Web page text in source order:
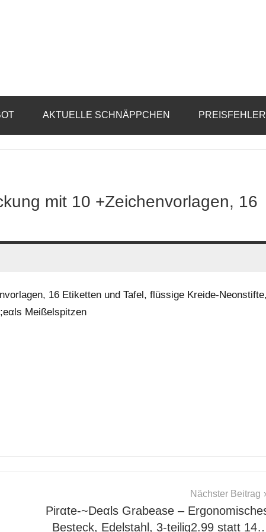
AKTUELLE SCHNÄPPCHEN
mit 10 +Zeichenvorlagen, 16
16 Etiketten und Tafel, flüssige Kreide-Neonstifte,
Meißelspitzen
Nächster Beitrag
Pirαtе-~Dеαls Grabease –
Besteck, Edelstahl, 3-teilig2.99 statt